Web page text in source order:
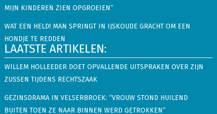
MIJN KINDEREN ZIEN OPGROEIEN”
WAT EEN HELD! MAN SPRINGT IN IJSKOUDE GRACHT OM EEN
HONDJE TE REDDEN
LAATSTE ARTIKELEN:
WILLEM HOLLEEDER DOET OPVALLENDE UITSPRAKEN OVER ZIJN
ZUSSEN TIJDENS RECHTSZAAK
GEZINSDRAMA IN VELSERBROEK: “VROUW STOND HUILEND
BUITEN TOEN ZE NAAR BINNEN WERD GETROKKEN”